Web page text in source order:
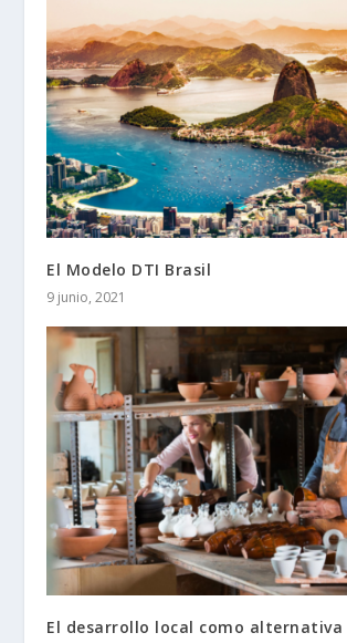
El Modelo DTI Brasil
9 junio, 2021
El desarrollo local como alternativa